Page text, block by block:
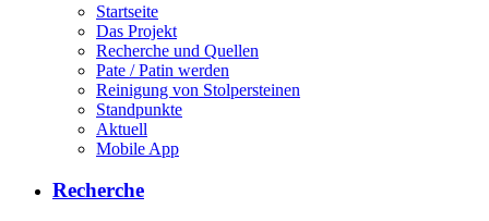
Startseite
Das Projekt
Recherche und Quellen
Pate / Patin werden
Reinigung von Stolpersteinen
Standpunkte
Aktuell
Mobile App
Recherche